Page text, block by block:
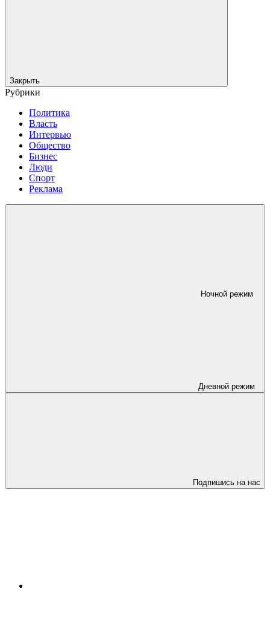
Закрыть
Рубрики
Политика
Власть
Интервью
Общество
Бизнес
Люди
Спорт
Реклама
Ночной режим
Дневной режим
Подпишись на нас